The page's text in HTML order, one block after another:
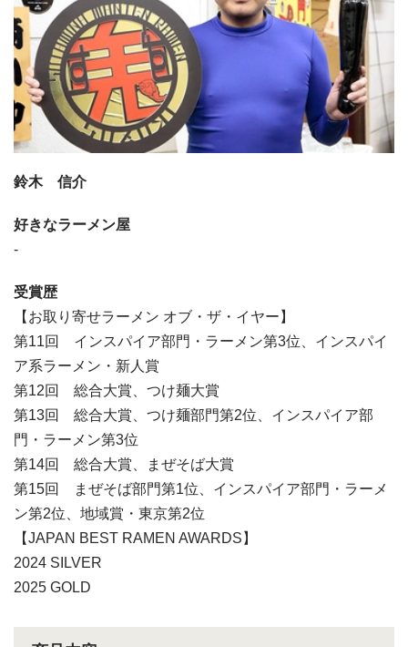
鈴木 信介
好きなラーメン屋
-
受賞歴
【お取り寄せラーメン オブ・ザ・イヤー】
第11回 インスパイア部門・ラーメン第3位、インスパイ
ア系ラーメン・新人賞
第12回 総合大賞、つけ麺大賞
第13回 総合大賞、つけ麺部門第2位、インスパイア部
門・ラーメン第3位
第14回 総合大賞、まぜそば大賞
第15回 まぜそば部門第1位、インスパイア部門・ラーメ
ン第2位、地域賞・東京第2位
【JAPAN BEST RAMEN AWARDS】
2024 SILVER
2025 GOLD